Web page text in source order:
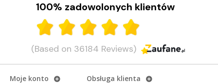
100% zadowolonych klientów
(Based on 36184 Reviews)
Moje konto Obsługa klienta